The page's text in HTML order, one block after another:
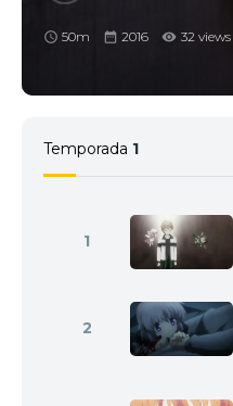
50m 2016 32 views
Temporada 1
1
2